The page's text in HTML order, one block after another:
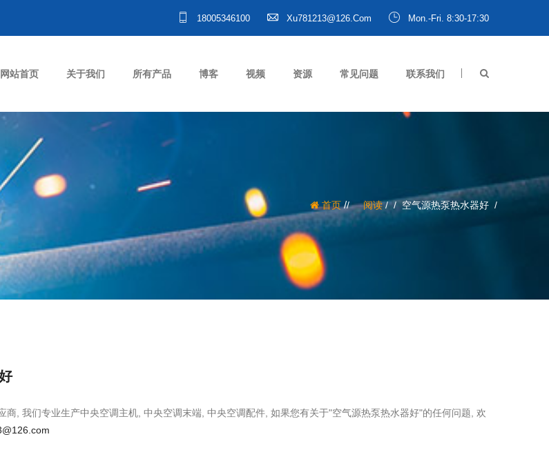
18005346100 Xu781213@126.com Mon.-Fri. 8:30-17:30
网站首页 关于我们 所有产品 博客 视频 资源 常见问题 联系我们
首页/ 阅读/ 空气源热泵热水器好
商, 我们专业生产中央空调主机, 中央空调末端, 中央空调配件, 如果您有关于"空气源热泵热水器好"的任何问题, 欢